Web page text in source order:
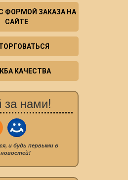
ФОРМОЙ ЗАКАЗА НА
САЙТЕ
КАЧЕСТВА
за нами!
и будь первыми в
новостей!